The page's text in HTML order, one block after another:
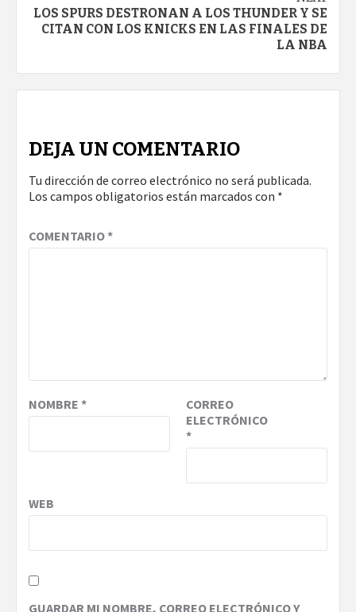
LOS SPURS DESTRONAN A LOS THUNDER Y SE
CITAN CON LOS KNICKS EN LAS FINALES DE
LA NBA
DEJA UN COMENTARIO
Tu dirección de correo electrónico no será publicada.
Los campos obligatorios están marcados con *
COMENTARIO*
NOMBRE *
CORREO
ELECTRÓNICO
*
WEB
GUARDAR MI NOMBRE, CORREO ELECTRÓNICO Y